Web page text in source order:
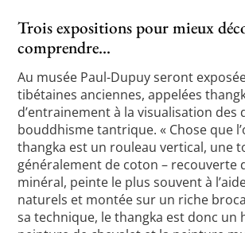
Concours scolaires
Conférences, tables
Critique d’ouvrages
Culture
Trois expositions pour mieux
comprendre…
Au musée Paul-Dupuy seront
tibétaines anciennes, appelées
d’entrainement à la visualisation des
bouddhisme tantrique. « Chose que
thangka est un rouleau vertical, une
généralement de coton – recouverte
minéral, peinte le plus souvent à
naturels et montée sur un riche
sa technique, le thangka est donc un